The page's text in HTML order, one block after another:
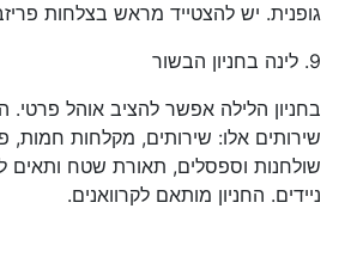
גופנית. יש להצטייד מראש בצלחות
9. לינה בחניון הבשור
בחניון הלילה אפשר להציב אוהל פרטי.
שירותים אלו: שירותים, מקלחות חמות,
שולחנות וספסלים, תאורת שטח ותאים
ניידים. החניון מותאם לקרוואנים.